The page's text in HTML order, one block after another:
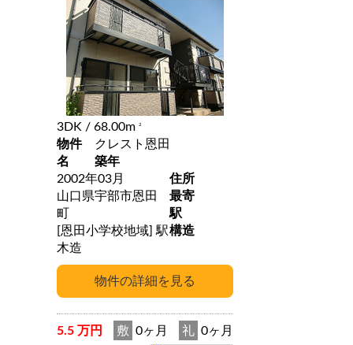
3DK / 68.00m 2
物件
名
クレスト恩田
築年
2002年03月
住所
山口県宇部市恩田
町
最寄
駅
[恩田小学校地域] 駅構造
木造
5.5 万円 敷 0ヶ月 礼 0ヶ月